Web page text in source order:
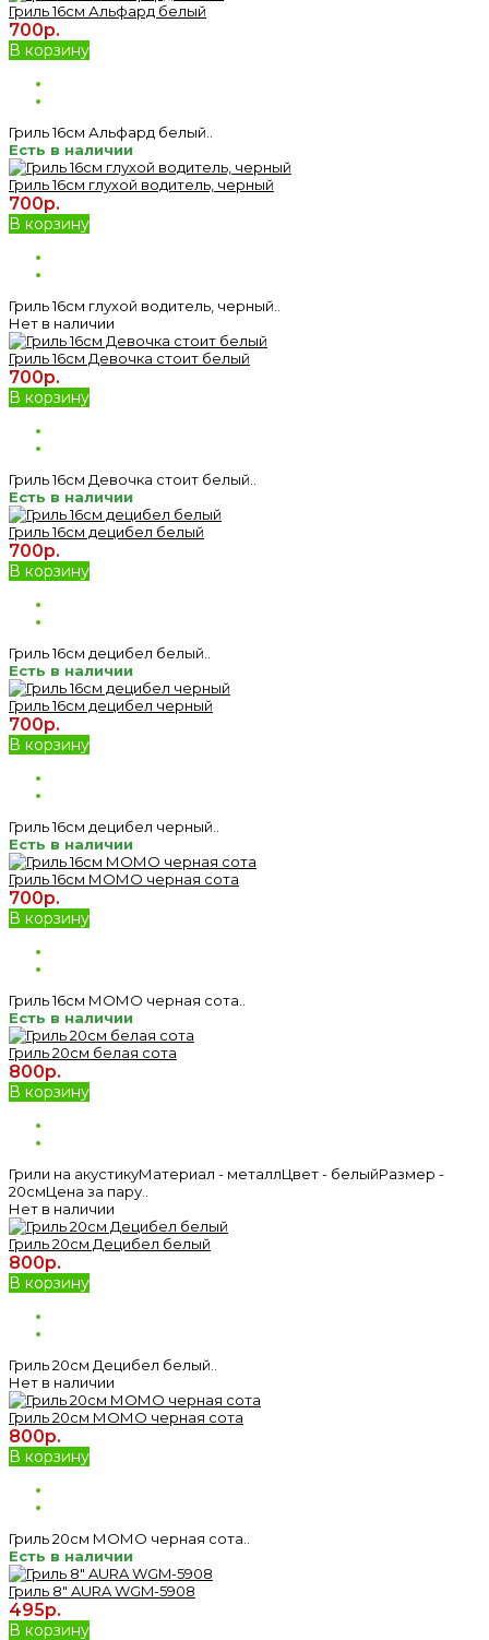
Гриль 16см Альфард белый
700р.
В корзину
Гриль 16см Альфард белый..
Есть в наличии
Гриль 16см глухой водитель, черный
700р.
В корзину
Гриль 16см глухой водитель, черный..
Нет в наличии
Гриль 16см Девочка стоит белый
700р.
В корзину
Гриль 16см Девочка стоит белый..
Есть в наличии
Гриль 16см децибел белый
700р.
В корзину
Гриль 16см децибел белый..
Есть в наличии
Гриль 16см децибел черный
700р.
В корзину
Гриль 16см децибел черный..
Есть в наличии
Гриль 16см МОМО черная сота
700р.
В корзину
Гриль 16см МОМО черная сота..
Есть в наличии
Гриль 20см белая сота
800р.
В корзину
Грили на акустикуМатериал - металлЦвет - белыйРазмер -
20смЦена за пару..
Нет в наличии
Гриль 20см Децибел белый
800р.
В корзину
Гриль 20см Децибел белый..
Нет в наличии
Гриль 20см МОМО черная сота
800р.
В корзину
Гриль 20см МОМО черная сота..
Есть в наличии
Гриль 8" AURA WGM-5908
495р.
В корзину